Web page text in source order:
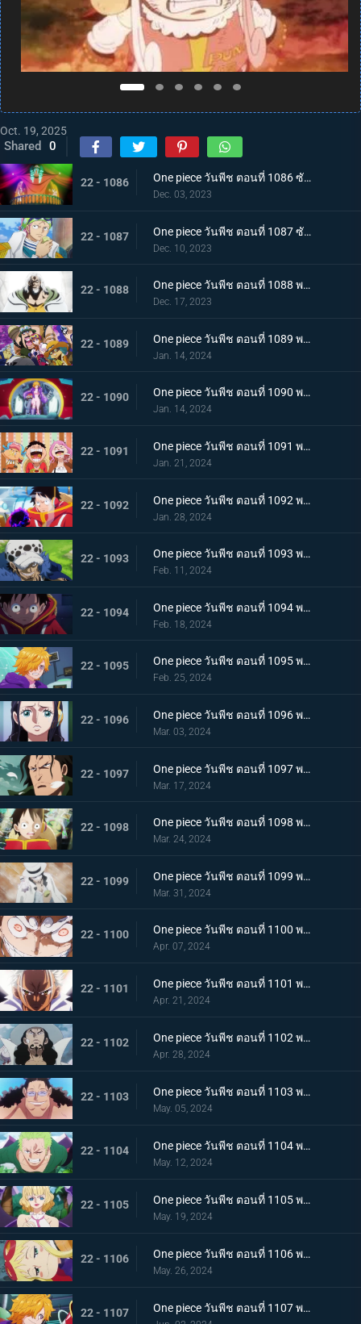
Oct. 19, 2025
Shared 0
22 - 1086 One piece วันพีช ตอนที่ 1086 ซับไทย จักรพรรดิคนใหม่ บากี้จ้าวแห่งตัวตลก
Dec. 03, 2023
22 - 1087 One piece วันพีช ตอนที่ 1087 ซับไทย ความวุ่นวาย ณ เกาะสตรี คดีหนึ่งของนาวาเอกโคบี้
Dec. 10, 2023
22 - 1088 One piece วันพีช ตอนที่ 1088 พากย์ไทย ความฝันของลูฟี่
Dec. 17, 2023
22 - 1089 One piece วันพีช ตอนที่ 1089 พากย์ไทย เข้าสู่บทใหม่ ทิศทางของลูฟี่กับซาโบ
Jan. 14, 2024
22 - 1090 One piece วันพีช ตอนที่ 1090 พากย์ไทย เกาะแห่งใหม่ เอ็กเฮดเกาะแห่งอนาคต
Jan. 14, 2024
22 - 1091 One piece วันพีช ตอนที่ 1091 พากย์ไทย อัดแน่นไปด้วยอนาคต ผจญภัยในอาณาจักรวิทยาศาสตร์
Jan. 21, 2024
22 - 1092 One piece วันพีช ตอนที่ 1092 พากย์ไทย บอนนี่คร่ำครวญ ความมืดที่ซ่อนอยู่บนเกาะแห่งอนาคต
Jan. 28, 2024
22 - 1093 One piece วันพีช ตอนที่ 1093 พากย์ไทย ผู้ชนะได้ครองทุกอย่าง ลอว์ ปะทะ หนวดดำ
Feb. 11, 2024
22 - 1094 One piece วันพีช ตอนที่ 1094 พากย์ไทย ปริศนาอันลึกลับ โซนวิจัยแห่งเอ็กเฮด
Feb. 18, 2024
22 - 1095 One piece วันพีช ตอนที่ 1095 พากย์ไทย มันสมองของอัจฉริยะ เวก้าพังค์ทั้งหกคน
Feb. 25, 2024
22 - 1096 One piece วันพีช ตอนที่ 1096 พากย์ไทย ประวัติศาสตร์ต้องห้าม สมมติฐานของอาณาจักรแห่งหนึ่ง
Mar. 03, 2024
22 - 1097 One piece วันพีช ตอนที่ 1097 พากย์ไทย เจตจำนงของโอฮารา การวิจัยที่ได้รับสืบทอดมา
Mar. 17, 2024
22 - 1098 One piece วันพีช ตอนที่ 1098 พากย์ไทย เรื่องมหัศจรรย์ ความฝันที่อัจฉริยะจินตนาการไว้
Mar. 24, 2024
22 - 1099 One piece วันพีช ตอนที่ 1099 พากย์ไทย เตรียมรับการโจมตี ร็อบ ลุจจิจู่โจม
Mar. 31, 2024
22 - 1100 One piece วันพีช ตอนที่ 1100 พากย์ไทย พลังในระดับที่แตกต่าง ลูฟี่ ปะทะ ลุจจิ
Apr. 07, 2024
22 - 1101 One piece วันพีช ตอนที่ 1101 พากย์ไทย มนุษยชาติสุดแกร่ง พลังพิเศษของเซราฟิม
Apr. 21, 2024
22 - 1102 One piece วันพีช ตอนที่ 1102 พากย์ไทย แผนการอันผิดแผก ปฏิบัติการหนีจากเอ็กเฮด
Apr. 28, 2024
22 - 1103 One piece วันพีช ตอนที่ 1103 พากย์ไทย หันหลังให้พ่อของฉัน! ความปรารถนาอันไร้ประโยชน์ของบอนนี่!
May. 05, 2024
22 - 1104 One piece วันพีช ตอนที่ 1104 พากย์ไทย สถานการณ์สิ้นหวัง การโจมตีเต็มกำลังของเซราฟิม
May. 12, 2024
22 - 1105 One piece วันพีช ตอนที่ 1105 พากย์ไทย การกบฏอันงดงาม สตุสซี่คนทรยศ
May. 19, 2024
22 - 1106 One piece วันพีช ตอนที่ 1106 พากย์ไทย เกิดเหตุฉุกเฉิน ตามหาดอกเตอร์เวก้าพังค์
May. 26, 2024
22 - 1107 One piece วันพีช ตอนที่ 1107 พากย์ไทย สั่นสะท้าน เงื้อมมือมารที่แอบเข้ามาในศูนย์วิจัย